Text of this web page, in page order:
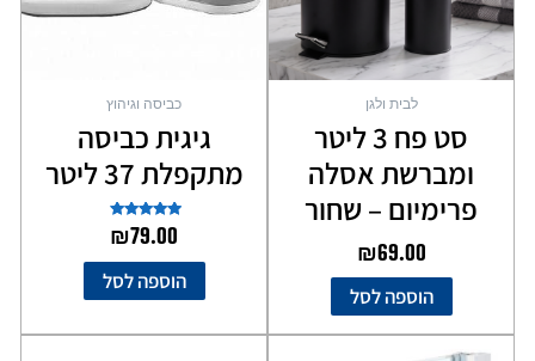
לבית ולגן
סט פח 3 ליטר
ומברשת אסלה
פרימיום – שחור
₪69.00
הוספה לסל
כביסה וגיהוץ
גיגית כביסה
מתקפלת 37 ליטר
דורג
5.00
₪79.00
הוספה לסל